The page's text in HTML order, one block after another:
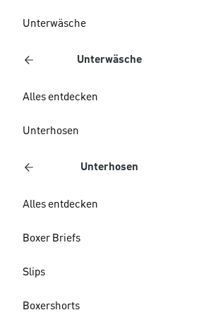
Unterwäsche
Unterwäsche
Alles entdecken
Unterhosen
Unterhosen
Alles entdecken
Boxer Briefs
Slips
Boxershorts